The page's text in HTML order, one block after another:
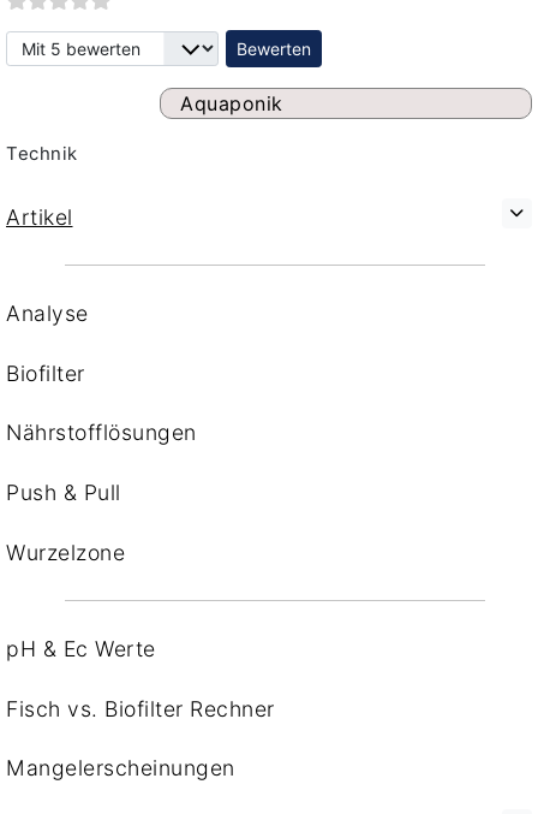
Bitte bewerten
Aquaponik
Technik
Artikel
Analyse
Biofilter
Nährstofflösungen
Push & Pull
Wurzelzone
pH & Ec Werte
Fisch vs. Biofilter Rechner
Mangelerscheinungen